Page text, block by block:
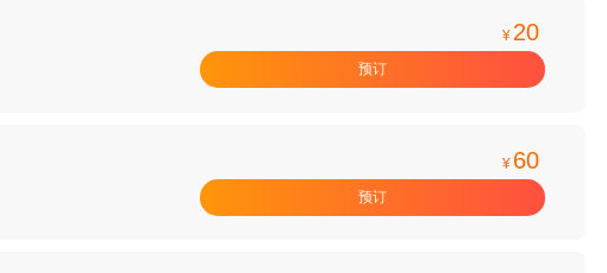
¥ 20
预订
¥ 60
预订